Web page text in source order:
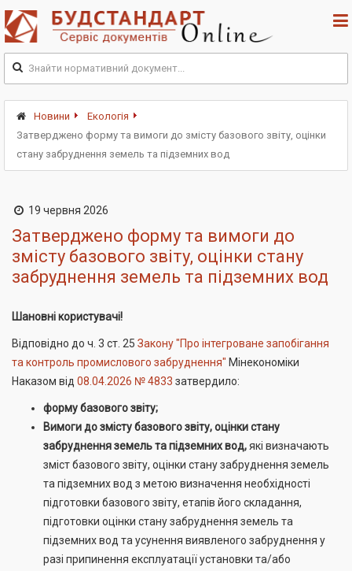
Новини
Екологія
Затверджено форму та вимоги до змісту базового звіту, оцінки
стану забруднення земель та підземних вод
19 червня 2026
Затверджено форму та вимоги до
змісту базового звіту, оцінки стану
забруднення земель та підземних вод
Шановні користувачі!
Відповідно до ч. 3 ст. 25 Закону "Про інтегроване запобігання
та контроль промислового забруднення" Мінекономіки
Наказом від 08.04.2026 № 4833 затвердило:
форму базового звіту;
Вимоги до змісту базового звіту, оцінки стану
забруднення земель та підземних вод,які визначають
зміст базового звіту, оцінки стану забруднення земель
та підземних вод з метою визначення необхідності
підготовки базового звіту, етапів його складання,
підготовки оцінки стану забруднення земель та
підземних вод та усунення виявленого забруднення у
разі припинення експлуатації установки та/або